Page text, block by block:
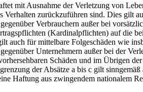
mit Ausnahme der Verletzung von
Verhalten zurückzuführen sind. Dies gilt
Verbrauchern außer bei
(Kardinalpflichten) auf die
auch für mittelbare Folgeschäden wie
Unternehmern außer bei der
Schäden und im Übrigen
der Absätze a bis c gilt
Haftung aus zwingendem nationalem